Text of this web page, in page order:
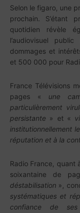
Selon le figaro, une
prochain. S’étant
quotidien révèle
l’audiovisuel
dommages et
et 500 000 pour
France Télévisions
pages « une
particulièrement
persistante » et «
institutionnellement
réputation et à la
Radio France, quant
soixantaine de
déstabilisation »,
systématiques et
confiance de